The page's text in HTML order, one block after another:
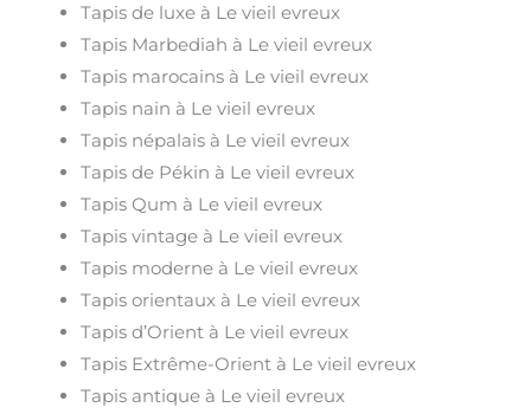
Tapis de luxe à Le vieil evreux
Tapis Marbediah à Le vieil evreux
Tapis marocains à Le vieil evreux
Tapis nain à Le vieil evreux
Tapis népalais à Le vieil evreux
Tapis de Pékin à Le vieil evreux
Tapis Qum à Le vieil evreux
Tapis vintage à Le vieil evreux
Tapis moderne à Le vieil evreux
Tapis orientaux à Le vieil evreux
Tapis d’Orient à Le vieil evreux
Tapis Extrême-Orient à Le vieil evreux
Tapis antique à Le vieil evreux